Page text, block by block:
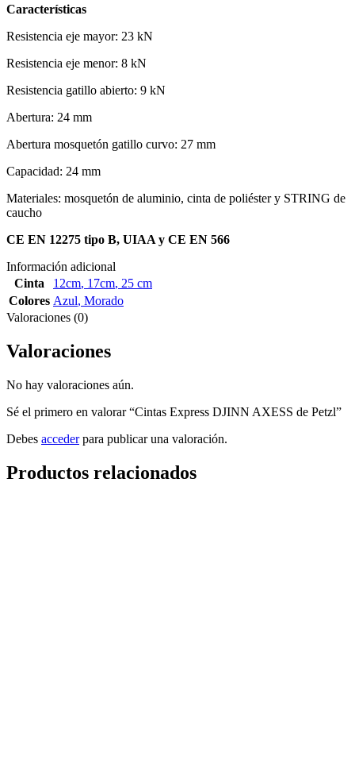
Características
Resistencia eje mayor: 23 kN
Resistencia eje menor: 8 kN
Resistencia gatillo abierto: 9 kN
Abertura: 24 mm
Abertura mosquetón gatillo curvo: 27 mm
Capacidad: 24 mm
Materiales: mosquetón de aluminio, cinta de poliéster y STRING de
caucho
CE EN 12275 tipo B, UIAA y CE EN 566
Información adicional
Cinta
12cm, 17cm, 25 cm
Colores Azul, Morado
Valoraciones (0)
Valoraciones
No hay valoraciones aún.
Sé el primero en valorar “Cintas Express DJINN AXESS de Petzl”
Debes accederpara publicar una valoración.
Productos relacionados